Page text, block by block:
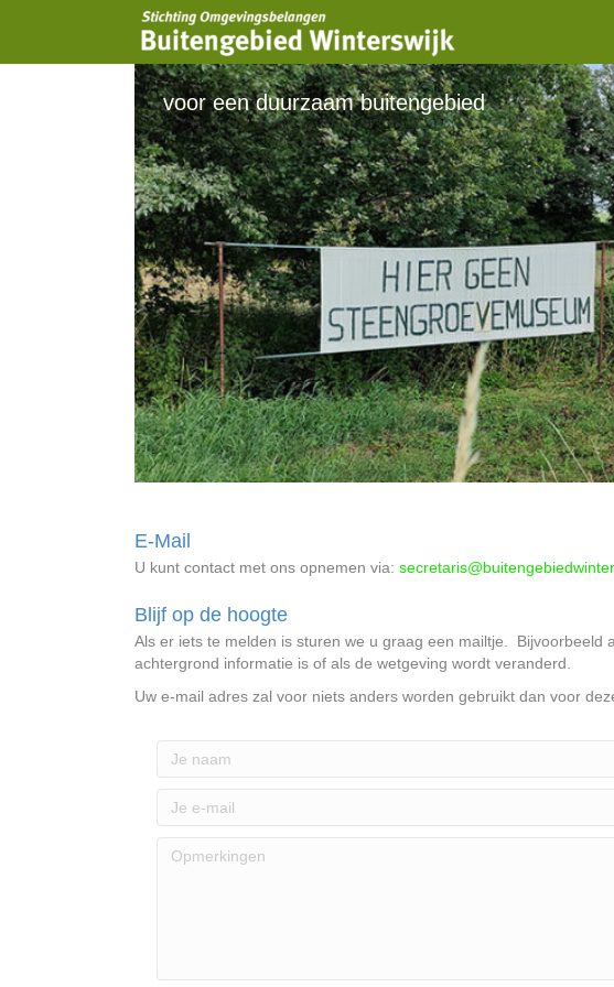
voor een duurzaam buitengebied
E-Mail
U kunt contact met ons opnemen via:
Blijf op de hoogte
Als er iets te melden is sturen we u graag een mailtje. Bijvoorbeeld
achtergrond informatie is of als de wetgeving wordt veranderd.
Uw e-mail adres zal voor niets anders worden gebruikt dan voor